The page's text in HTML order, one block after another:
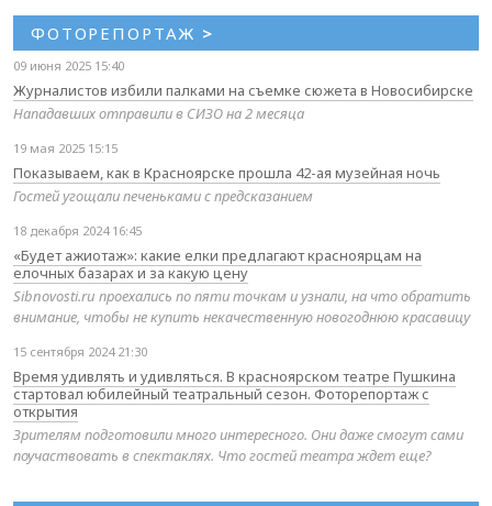
ФОТОРЕПОРТАЖ >
09 июня 2025 15:40
Журналистов избили палками на съемке сюжета в Новосибирске
Нападавших отправили в СИЗО на 2 месяца
19 мая 2025 15:15
Показываем, как в Красноярске прошла 42-ая музейная ночь
Гостей угощали печеньками с предсказанием
18 декабря 2024 16:45
«Будет ажиотаж»: какие елки предлагают красноярцам на
елочных базарах и за какую цену
Sibnovosti.ru проехались по пяти точкам и узнали, на что обратить
внимание, чтобы не купить некачественную новогоднюю красавицу
15 сентября 2024 21:30
Время удивлять и удивляться. В красноярском театре Пушкина
стартовал юбилейный театральный сезон. Фоторепортаж с
открытия
Зрителям подготовили много интересного. Они даже смогут сами
поучаствовать в спектаклях. Что гостей театра ждет еще?